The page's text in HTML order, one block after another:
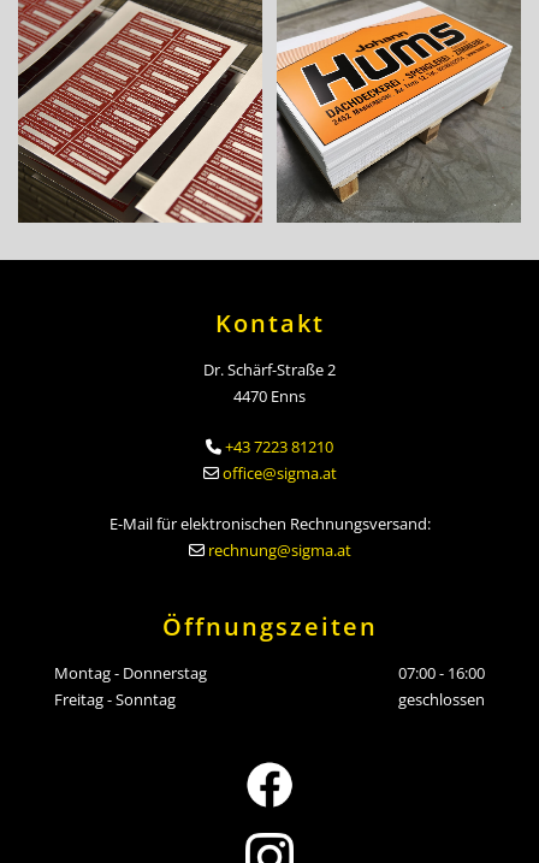
Kontakt
Dr. Schärf-Straße 2
4470 Enns
 +43 7223 81210
 office@sigma.at
E-Mail für elektronischen Rechnungsversand:
rechnung@sigma.at
Öffnungszeiten
Montag - Donnerstag
07:00 - 16:00
Freitag - Sonntag
geschlossen